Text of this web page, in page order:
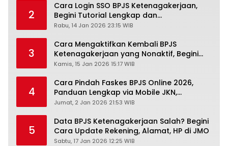
2
Cara Login SSO BPJS Ketenagakerjaan,
Begini Tutorial Lengkap dan
Pengertiannya
Rabu, 14 Jan 2026 23:15 WIB
3
Cara Mengaktifkan Kembali BPJS
Ketenagakerjaan yang Nonaktif, Begini
Panduan Lengkapnya
Kamis, 15 Jan 2026 15:17 WIB
4
Cara Pindah Faskes BPJS Online 2026,
Panduan Lengkap via Mobile JKN,
PANDAWA & Offiline Kantor Cabang
Jumat, 2 Jan 2026 21:53 WIB
5
Data BPJS Ketenagakerjaan Salah? Begini
Cara Update Rekening, Alamat, HP di JMO
Sabtu, 17 Jan 2026 12:25 WIB